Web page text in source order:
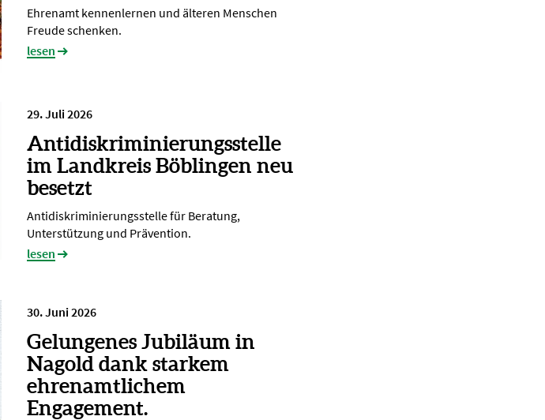
Ehrenamt kennenlernen und älteren Menschen
Freude schenken.
lesen
29. Juli 2026
Antidiskriminierungsstelle
im Landkreis Böblingen neu
besetzt
Antidiskriminierungsstelle für Beratung,
Unterstützung und Prävention.
lesen
30. Juni 2026
Gelungenes Jubiläum in
Nagold dank starkem
ehrenamtlichem
Engagement.